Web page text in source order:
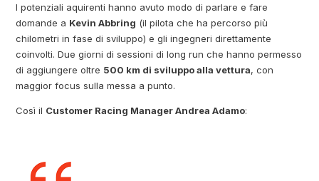
I potenziali aquirenti hanno avuto modo di parlare e fare
domande a Kevin Abbring (il pilota che ha percorso più
chilometri in fase di sviluppo) e gli ingegneri direttamente
coinvolti. Due giorni di sessioni di long run che hanno permesso
di aggiungere oltre 500 km di sviluppo alla vettura, con
maggior focus sulla messa a punto.
Così il Customer Racing Manager Andrea Adamo: